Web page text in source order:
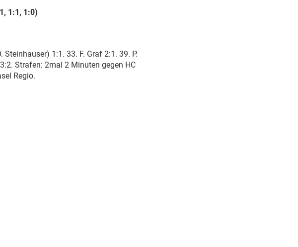
1:1, 1:0)
1:1. 33. F. Graf 2:1. 39. P.
Strafen: 2mal 2 Minuten gegen HC
Regio.